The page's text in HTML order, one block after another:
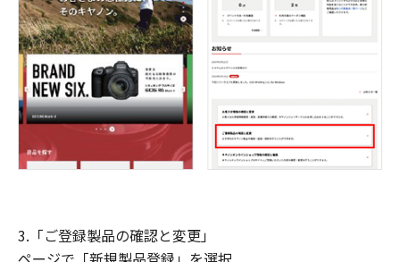
3.「ご登録製品の確認と変更」